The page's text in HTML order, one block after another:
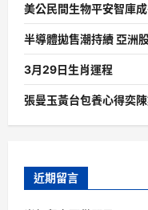
美公民間生物平安智庫
半導體拋售潮持續 亞洲
3月29日生肖運程
張曼玉黃台包養心得奕
近期留言